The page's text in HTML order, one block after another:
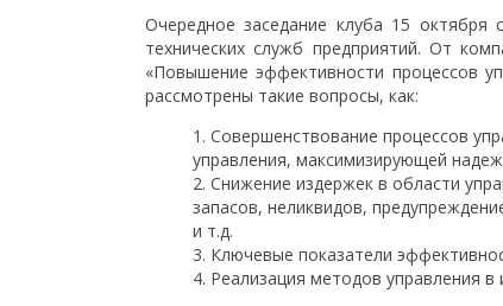
Очередное заседание клуба 15 октября
технических служб предприятий. От
«Повышение эффективности процессов
рассмотрены такие вопросы, как:
Совершенствование процессов
управления, максимизирующей
Снижение издержек в области
запасов, неликвидов,
и т.д.
Ключевые показатели
Реализация методов управления